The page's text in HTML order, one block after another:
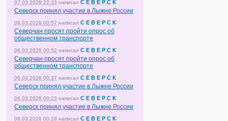
07.03.2026 22:33 написал С Е В Е Р С К
Северск принял участие в Лыжне России
06.03.2026 00:57 написал С Е В Е Р С К
Северчан просят пройти опрос об
общественном транспорте
06.03.2026 00:52 написал С Е В Е Р С К
Северчан просят пройти опрос об
общественном транспорте
06.03.2026 00:37 написал С Е В Е Р С К
Северск принял участие в Лыжне России
06.03.2026 00:23 написал С Е В Е Р С К
Северск принял участие в Лыжне России
06.03.2026 00:18 написал С Е В Е Р С К